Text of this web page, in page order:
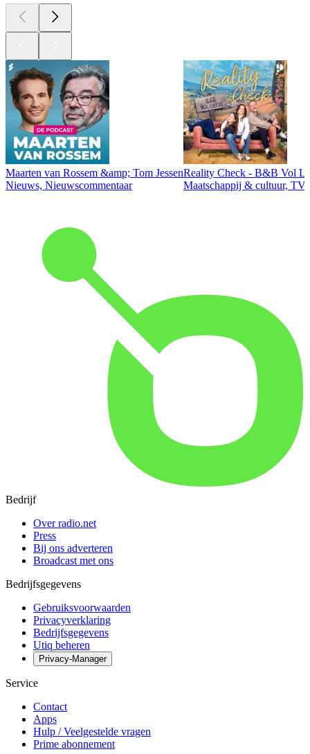
Maarten van Rossem &amp; Tom Jessen
Nieuws, Nieuwscommentaar
Reality Check - B&B Vol
Maatschappij & cultuur,
Bedrijf
Over radio.net
Press
Bij ons adverteren
Broadcast met ons
Bedrijfsgegevens
Gebruiksvoorwaarden
Privacyverklaring
Bedrijfsgegevens
Utiq beheren
Privacy-Manager
Service
Contact
Apps
Hulp / Veelgestelde vragen
Prime abonnement